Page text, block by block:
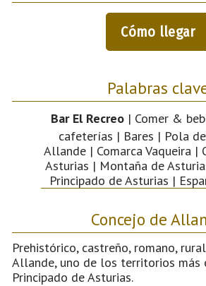
Cómo llegar
Palabras
Bar El Recreo| Comer &
cafeterías | Bares | Pola
Allande | Comarca Vaqueira |
Asturias | Montaña de
Principado de Asturias |
Concejo de
Prehistórico, castreño, romano,
Allande, uno de los territorios más
Principado de Asturias.